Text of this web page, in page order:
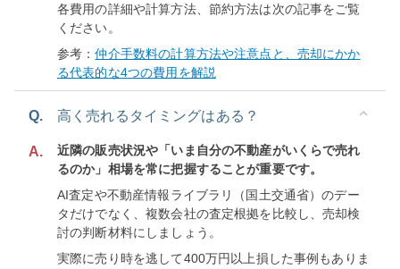
各費用の詳細や計算方法、節約方法は次の記事をご覧
ください。
参考：仲介手数料の計算方法や注意点と、売却にかか
る代表的な4つの費用を解説
Q. 高く売れるタイミングはある？
A.
近隣の販売状況や「いま自分の不動産がいくらで売れ
るのか」相場を常に把握することが重要です。
AI査定や不動産情報ライブラリ（国土交通省）のデー
タだけでなく、複数会社の査定根拠を比較し、売却検
討の判断材料にしましょう。
実際に売り時を逃して400万円以上損した事例もありま